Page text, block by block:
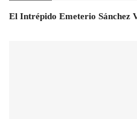
El Intrépido Emeterio Sánchez